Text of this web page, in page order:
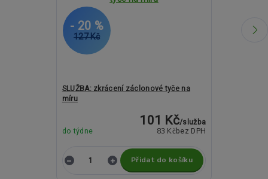
127 Kč
- 20 %
SLUŽBA: zkrácení záclonové tyče na
míru
101 Kč/služba
83 Kč bez DPH
do týdne
Přidat do košíku
1 964 Kč
- 1 %